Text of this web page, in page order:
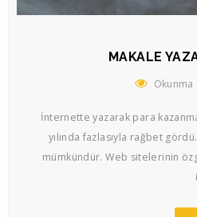
MAKALE
Okunma
İnternette yazarak para
yılında fazlasıyla rağbet
mümkündür. Web sitelerinin